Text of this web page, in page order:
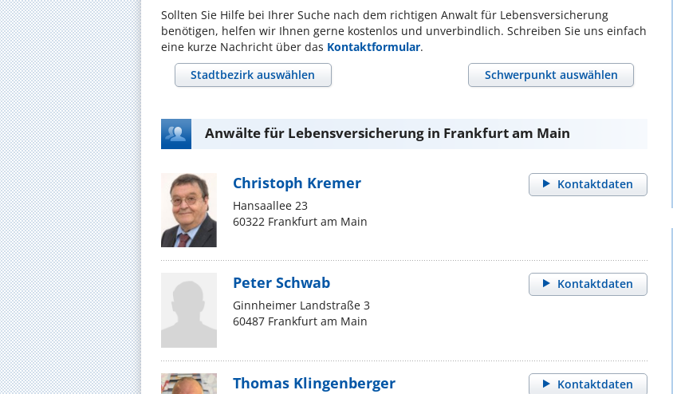
Sollten Sie Hilfe bei Ihrer Suche nach dem richtigen Anwalt für Lebensversicherung
benötigen, helfen wir Ihnen gerne kostenlos und unverbindlich. Schreiben Sie uns einfach
eine kurze Nachricht über das Kontaktformular.
Stadtbezirk auswählen
Schwerpunkt auswählen
Anwälte für Lebensversicherung in Frankfurt am Main
Kontaktdaten
Christoph Kremer
Hansaallee 23
60322 Frankfurt am Main
Kontaktdaten
Peter Schwab
Ginnheimer Landstraße 3
60487 Frankfurt am Main
Kontaktdaten
Thomas Klingenberger